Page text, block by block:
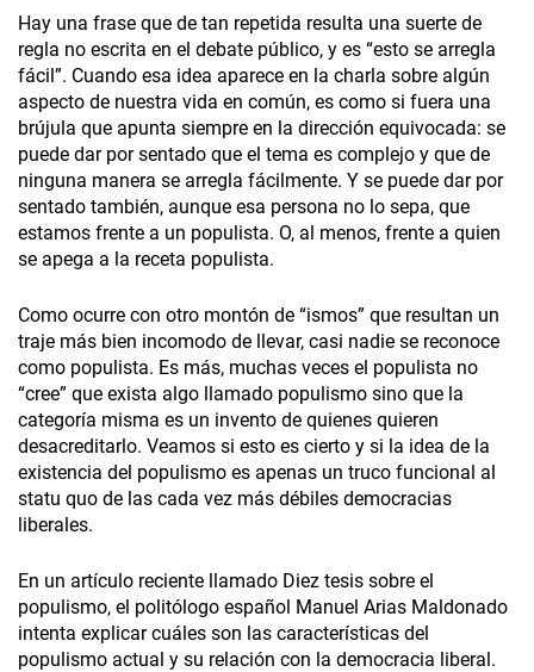
Hay una frase que de tan repetida resulta una suerte de
regla no escrita en el debate público, y es “esto se arregla
fácil”. Cuando esa idea aparece en la charla sobre algún
aspecto de nuestra vida en común, es como si fuera una
brújula que apunta siempre en la dirección equivocada: se
puede dar por sentado que el tema es complejo y que de
ninguna manera se arregla fácilmente. Y se puede dar por
sentado también, aunque esa persona no lo sepa, que
estamos frente a un populista. O, al menos, frente a quien
se apega a la receta populista.
Como ocurre con otro montón de “ismos” que resultan un
traje más bien incomodo de llevar, casi nadie se reconoce
como populista. Es más, muchas veces el populista no
“cree” que exista algo llamado populismo sino que la
categoría misma es un invento de quienes quieren
desacreditarlo. Veamos si esto es cierto y si la idea de la
existencia del populismo es apenas un truco funcional al
statu quo de las cada vez más débiles democracias
liberales.
En un artículo reciente llamado Diez tesis sobre el
populismo, el politólogo español Manuel Arias Maldonado
intenta explicar cuáles son las características del
populismo actual y su relación con la democracia liberal.